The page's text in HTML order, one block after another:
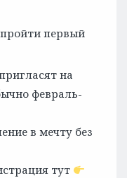
первый
на
февраль-
в мечту без
тут